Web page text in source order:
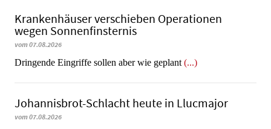
Krankenhäuser verschieben Operationen
wegen Sonnenfinsternis
vom 07.08.2026
Dringende Eingriffe sollen aber wie geplant (...)
Johannisbrot-Schlacht heute in Llucmajor
vom 07.08.2026